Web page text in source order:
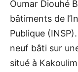
Oumar Diouhé
bâtiments de
Publique
neuf bâti sur
situé à